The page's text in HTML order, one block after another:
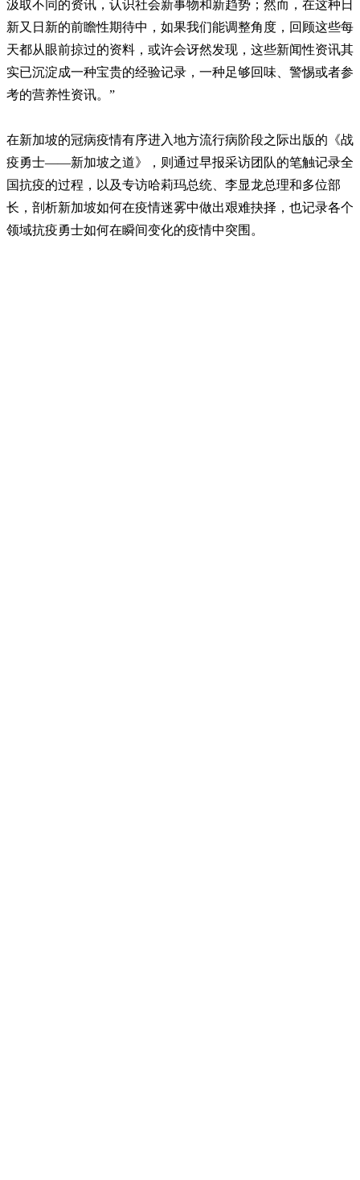
汲取不同的资讯，认识社会新事物和新趋势；然而，在这种日
新又日新的前瞻性期待中，如果我们能调整角度，回顾这些每
天都从眼前掠过的资料，或许会讶然发现，这些新闻性资讯其
实已沉淀成一种宝贵的经验记录，一种足够回味、警惕或者参
考的营养性资讯。”
在新加坡的冠病疫情有序进入地方流行病阶段之际出版的《战
疫勇士——新加坡之道》，则通过早报采访团队的笔触记录全
国抗疫的过程，以及专访哈莉玛总统、李显龙总理和多位部
长，剖析新加坡如何在疫情迷雾中做出艰难抉择，也记录各个
领域抗疫勇士如何在瞬间变化的疫情中突围。